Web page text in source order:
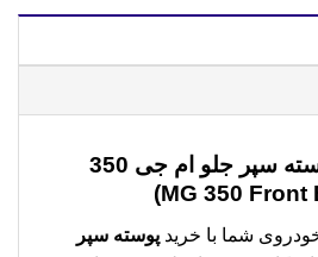
پوسته سپر جلو ام جی 350
شما با خرید پوسته سپر